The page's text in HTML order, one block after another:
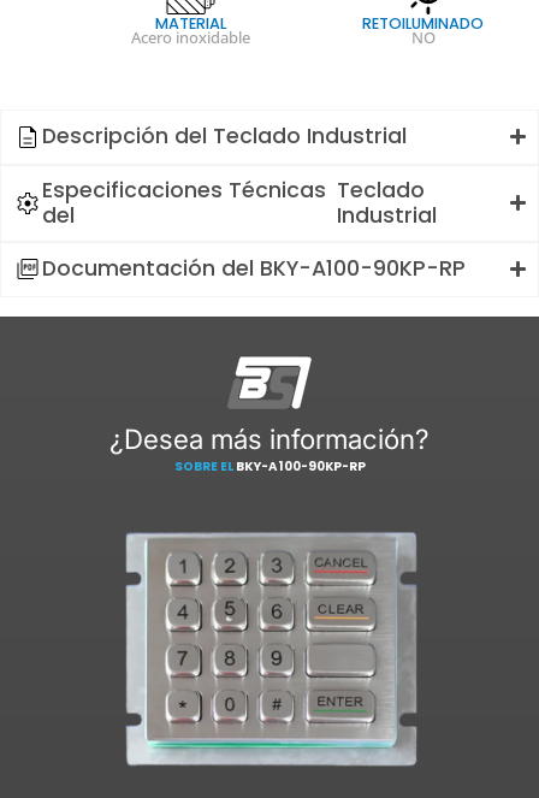
MATERIAL
Acero inoxidable
RETOILUMINADO
NO
Descripción del Teclado Industrial
Especificaciones Técnicas
del
Teclado
Industrial
Documentación del BKY-A100-90KP-RP
¿Desea más información?
SOBRE EL BKY-A100-90KP-RP